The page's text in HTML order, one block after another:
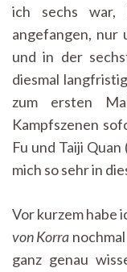
ich sechs war,
angefangen, nur
und in der
diesmal
zum ersten
Kampfszenen
Fu und Taiji
mich so sehr in
Vor kurzem habe
von Korra
ganz genau